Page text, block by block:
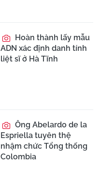
Hoàn thành lấy mẫu
ADN xác định danh tính
liệt sĩ ở Hà Tĩnh
Ông Abelardo de la
Espriella tuyên thệ
nhậm chức Tổng thống
Colombia